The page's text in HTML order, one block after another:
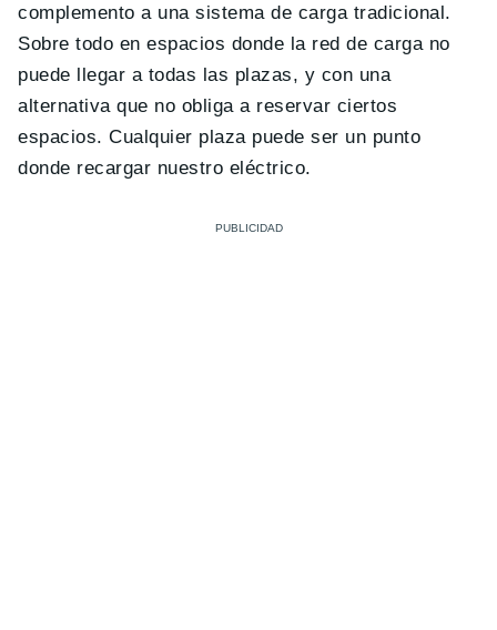
complemento a una sistema de carga tradicional.
Sobre todo en espacios donde la red de carga no
puede llegar a todas las plazas, y con una
alternativa que no obliga a reservar ciertos
espacios. Cualquier plaza puede ser un punto
donde recargar nuestro eléctrico.